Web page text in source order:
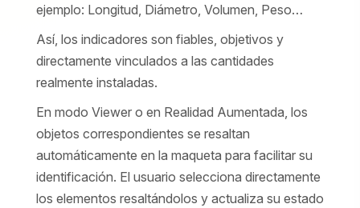
ejemplo: Longitud, Diámetro, Volumen, Peso…
Así, los indicadores son fiables, objetivos y
directamente vinculados a las cantidades
realmente instaladas.
En modo Viewer o en Realidad Aumentada, los
objetos correspondientes se resaltan
automáticamente en la maqueta para facilitar su
identificación. El usuario selecciona directamente
los elementos resaltándolos y actualiza su estado